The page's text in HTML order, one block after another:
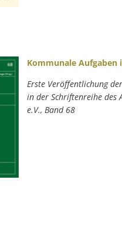
Kommunale
Erste Veröffentlichung
in der Schriftenreihe des
e.V., Band 68